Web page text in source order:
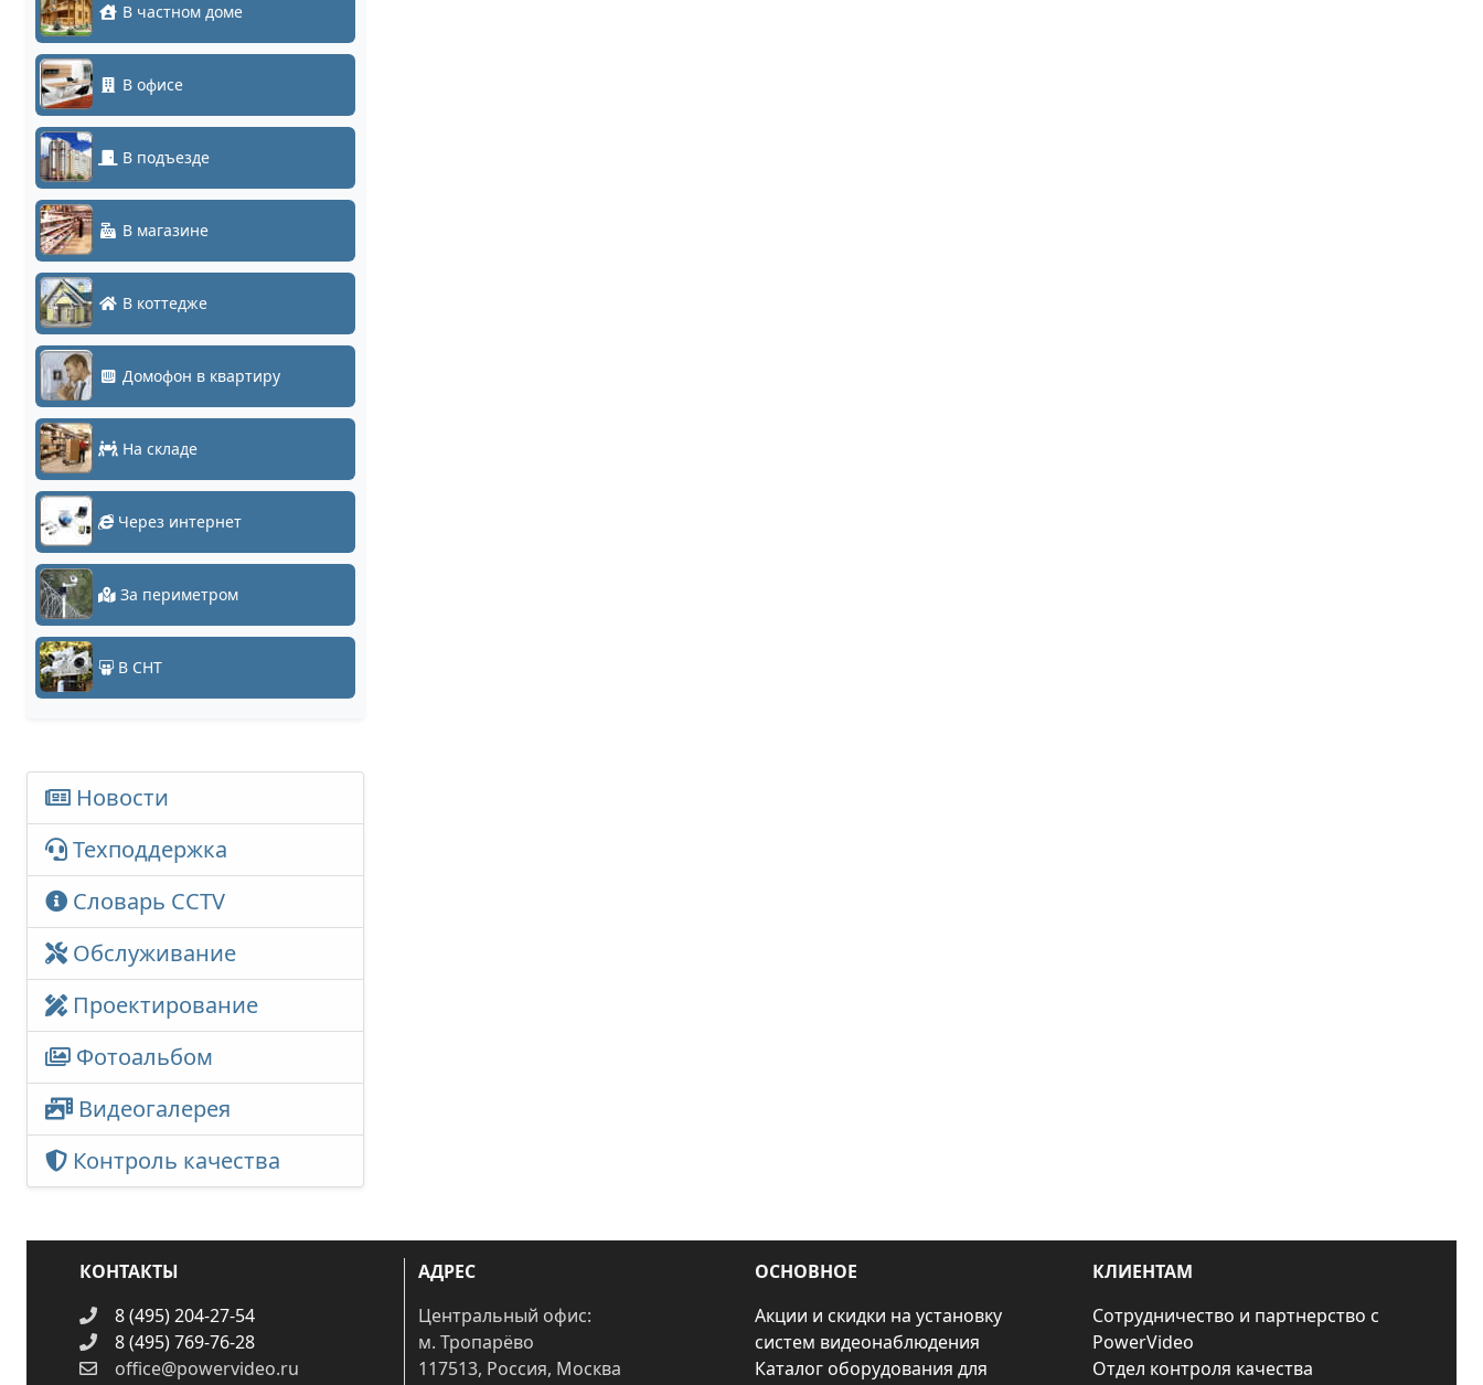
В частном доме
В офисе
В подъезде
В магазине
В коттедже
Домофон в квартиру
На складе
Через интернет
За периметром
В СНТ
Новости
Техподдержка
Словарь CCTV
Обслуживание
Проектирование
Фотоальбом
Видеогалерея
Контроль качества
КОНТАКТЫ
8 (495) 204-27-54
8 (495) 769-76-28
office@powervideo.ru
АДРЕС
Центральный офис:
м. Тропарёво
117513, Россия, Москва
ОСНОВНОЕ
Акции и скидки на установку
систем видеонаблюдения
Каталог оборудования для
КЛИЕНТАМ
Сотрудничество и партнерство с
PowerVideo
Отдел контроля качества